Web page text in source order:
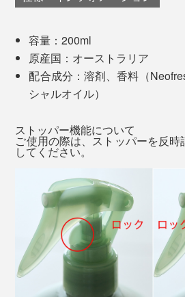
さまざまな環境においての悪臭を
幅広い生活臭の原因にアプローチ
ッと抑制してくれる消臭成分なの
実際に、梅雨真っ只中に排水溝や
シュッシュッとスプレーしてみる
ちあふれた豊かな緑の大地です。
その美しい自然と植物からインス
時間をかけて緻密に作り上げた
ドです。
SANDALWOOD＋CEDAR
容量：200ml
原産国：オーストラリア
配合成分：溶剤、香料（
シャルオイル）
ストッパー機能について
ご使用の際は、ストッパーを反
してください。